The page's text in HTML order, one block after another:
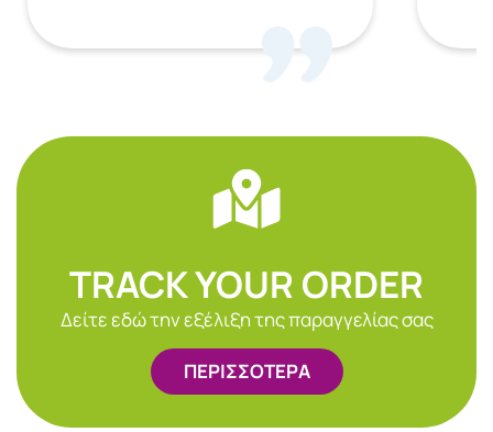
TRACK YOUR ORDER
Δείτε εδώ την εξέλιξη της παραγγελίας σας
ΠΕΡΙΣΣΟΤΕΡΑ